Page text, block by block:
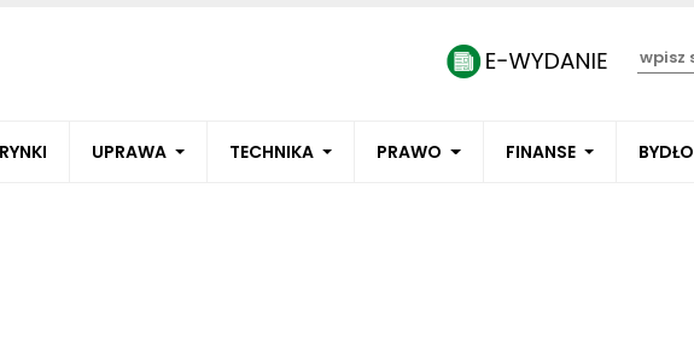
RYNKI UPRAWA TECHNIKA PRAWO FINANSE BYDŁO